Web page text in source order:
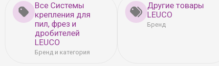
Все Системы
крепления для
пил, фрез и
дробителей
LEUCO
Бренд и категория
Другие товары
LEUCO
Бренд